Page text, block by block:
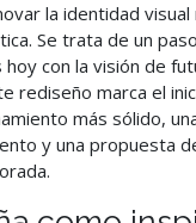
la identidad
Se trata de un
con la visión de
rediseño marca el
más sólido,
y una propuesta